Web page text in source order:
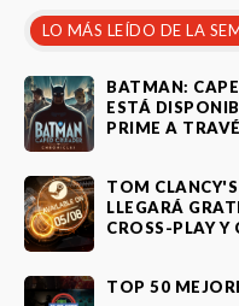
LO MÁS LEÍDO DE LA
BATMAN:
ESTÁ
PRIME A
TOM
LLEGARÁ
CROSS-PLAY Y
TOP 50